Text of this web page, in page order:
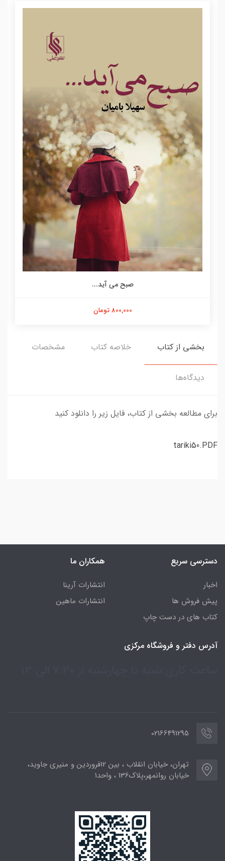
صبح می آید...
800,000 تومان
بخشی از کتاب خلاصه کتاب مشخصات
دیدگاه‌ها
برای مطالعه بخشی از کتاب، فایل زیر را دانلود کنید
tariki50.PDF
دسترسی سریع
اخبار
پیش فروش ها
کتاب های در دست چاپ
همکاران ما
انتشارات آرینا
انتشارات ماهین
آدرس دفتر و فروشگاه مرکزی
02166491295
تهران، خیابان انقلاب ، بین 12فروردین و منیری جاوید،
خیابان روانمهر،پلاک136 ، واحد1